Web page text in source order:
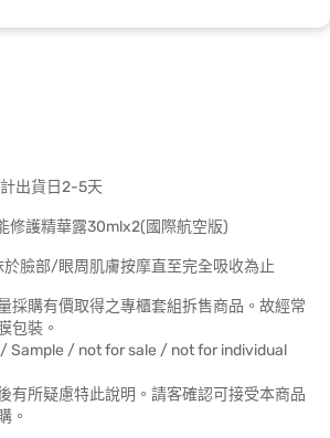
出貨日2-5天
修護精華露30mlx2(國際航空版)
臉部/眼周肌膚按摩直至完全吸收為止
採購有價取得之專櫃套組拆售商品。故經常
包裝。
Sample / not for sale / not for individual
有所疑慮特此說明。請客確認可接受本商品
。